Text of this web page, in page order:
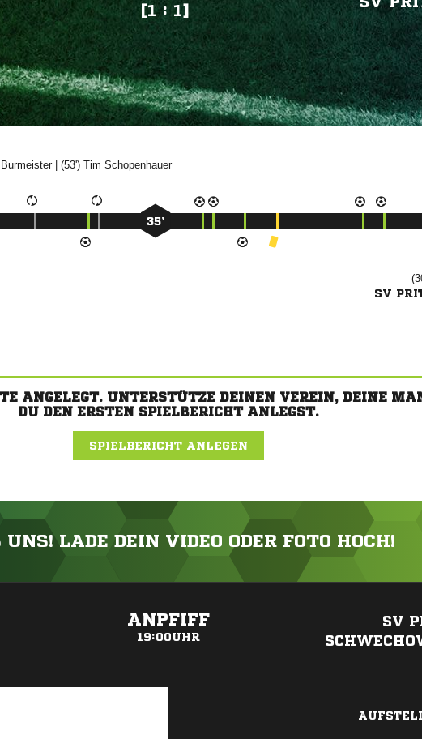
[1 : 1]
| (53')  
35’
SV
ANGELEGT. UNTERSTÜTZE DEINEN VEREIN, DEINE
DU DEN ERSTEN SPIELBERICHT ANLEGST.
SPIELBERICHT ANLEGEN
UNS! LADE DEIN VIDEO ODER FOTO HOCH!
ANPFIFF
19:00UHR
SV